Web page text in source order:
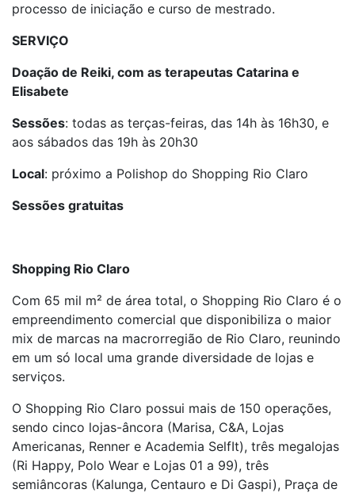
processo de iniciação e curso de mestrado.
SERVIÇO
Doação de Reiki, com as terapeutas Catarina e
Elisabete
Sessões: todas as terças-feiras, das 14h às 16h30, e
aos sábados das 19h às 20h30
Local: próximo a Polishop do Shopping Rio Claro
Sessões gratuitas
Shopping Rio Claro
Com 65 mil m² de área total, o Shopping Rio Claro é o
empreendimento comercial que disponibiliza o maior
mix de marcas na macrorregião de Rio Claro, reunindo
em um só local uma grande diversidade de lojas e
serviços.
O Shopping Rio Claro possui mais de 150 operações,
sendo cinco lojas-âncora (Marisa, C&A, Lojas
Americanas, Renner e Academia SelfIt), três megalojas
(Ri Happy, Polo Wear e Lojas 01 a 99), três
semiâncoras (Kalunga, Centauro e Di Gaspi), Praça de